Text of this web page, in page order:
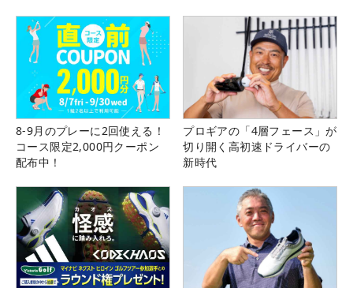
8-9月のプレーに2回使える！
コース限定2,000円クーポン
配布中！
プロギアの「4層フェース」が
切り開く高初速ドライバーの
新時代